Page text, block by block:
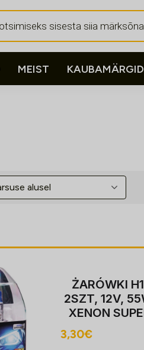
MEIST KAUBAMÄRGID
ŻARÓWKI H1,
2SZT, 12V, 55W,
XENON SUPER
valge P14,5S,
4000K,
€